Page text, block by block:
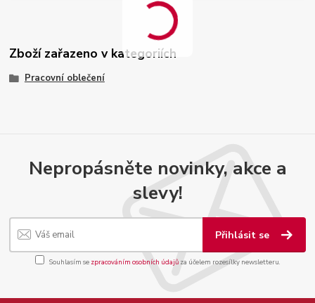
Zboží zařazeno v kategoriích
Pracovní oblečení
Nepropásněte novinky, akce a
slevy!
Přihlásit se
Souhlasím se zpracováním osobních údajůza účelem rozesílky newsletteru.